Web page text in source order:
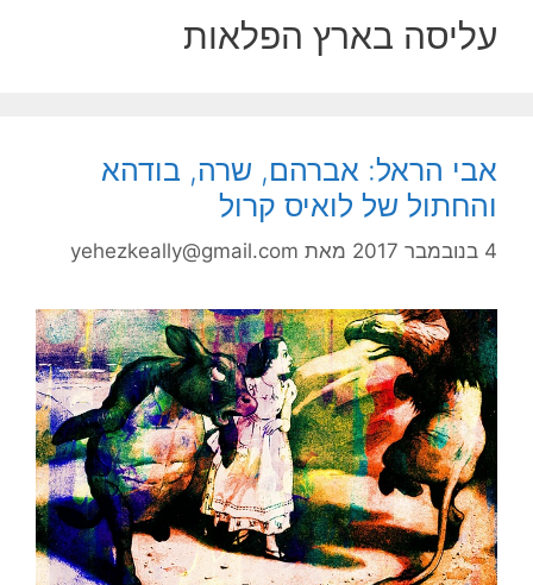
עליסה בארץ הפלאות
אבי הראל: אברהם, שרה, בודהא
והחתול של לואיס קרול
4 בנובמבר 2017 מאת yehezkeally@gmail.com